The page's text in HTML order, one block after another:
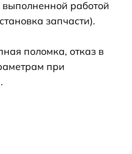
работой
запчасти).
поломка, отказ в
при